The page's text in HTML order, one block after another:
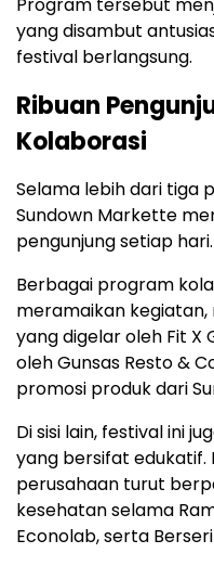
Program tersebut
yangdisambut
festival berlangsung.
Ribuan
Kolaborasi
Selama lebihdari tiga
Sundown Markette
pengunjungsetiap hari.
Berbagai program
meramaikan kegiatan,
yangdigelaroleh Fit X
olehGunsas Resto &
promosi produkdari
Disisi lain, festivalini
yang bersifat edukatif.
perusahaan turut
kesehatanselama
Econolab,serta